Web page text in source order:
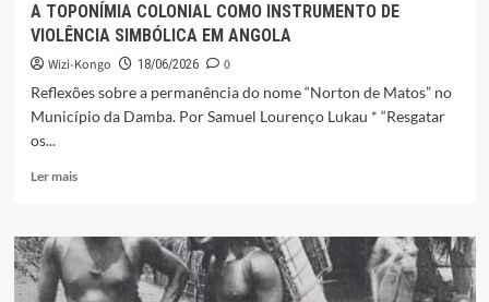
A TOPONÍMIA COLONIAL COMO INSTRUMENTO DE
VIOLÊNCIA SIMBÓLICA EM ANGOLA
Wizi-Kongo 18/06/2026
0
Reflexões sobre a permanência do nome “Norton de Matos” no
Município da Damba. Por Samuel Lourenço Lukau * “Resgatar
os...
Ler maisLeia
A
TOPONÍMIA
COLONIAL
COMO